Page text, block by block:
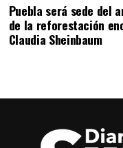
Puebla será sede del
de la reforestación
Claudia Sheinbaum